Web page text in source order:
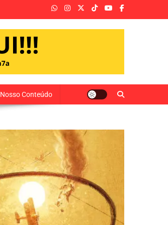
Nosso Conteúdo